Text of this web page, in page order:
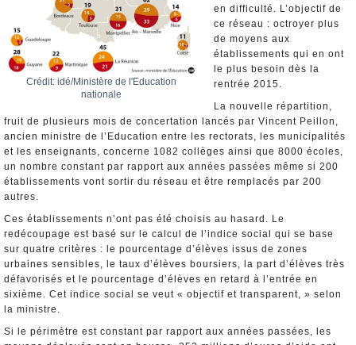
Crédit: idé/Ministère de l'Education
nationale
en difficulté. L’objectif de
ce réseau : octroyer plus
de moyens aux
établissements qui en ont
le plus besoin dès la
rentrée 2015.
La nouvelle répartition,
fruit de plusieurs mois de concertation lancés par Vincent Peillon,
ancien ministre de l’Education entre les rectorats, les municipalités
et les enseignants, concerne 1082 collèges ainsi que 8000 écoles,
un nombre constant par rapport aux années passées même si 200
établissements vont sortir du réseau et être remplacés par 200
autres.
Ces établissements n’ont pas été choisis au hasard. Le
redécoupage est basé sur le calcul de l’indice social qui se base
sur quatre critères : le pourcentage d’élèves issus de zones
urbaines sensibles, le taux d’élèves boursiers, la part d’élèves très
défavorisés et le pourcentage d’élèves en retard à l’entrée en
sixième. Cet indice social se veut « objectif et transparent, » selon
la ministre.
Si le périmètre est constant par rapport aux années passées, les